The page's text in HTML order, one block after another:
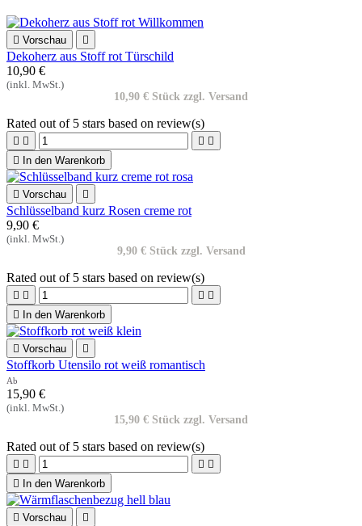
 Vorschau 
Dekoherz aus Stoff rot Türschild
10,90 €
(inkl. MwSt.)
10,90 € Stück zzgl. Versand
Rated out of 5 stars based on review(s)
   

In den Warenkorb
 Vorschau 
Schlüsselband kurz Rosen creme rot
9,90 €
(inkl. MwSt.)
9,90 € Stück zzgl. Versand
Rated out of 5 stars based on review(s)
   

In den Warenkorb
 Vorschau 
Stoffkorb Utensilo rot weiß romantisch
Ab
15,90 €
(inkl. MwSt.)
15,90 € Stück zzgl. Versand
Rated out of 5 stars based on review(s)
   

In den Warenkorb
 Vorschau 